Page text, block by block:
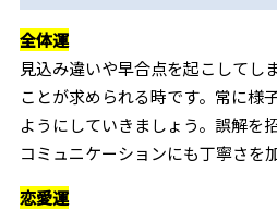
全体運
見込み違いや早合点を起こしてし
ことが求められる時です。常に様
ようにしていきましょう。誤解を
コミュニケーションにも丁寧さを
恋愛運